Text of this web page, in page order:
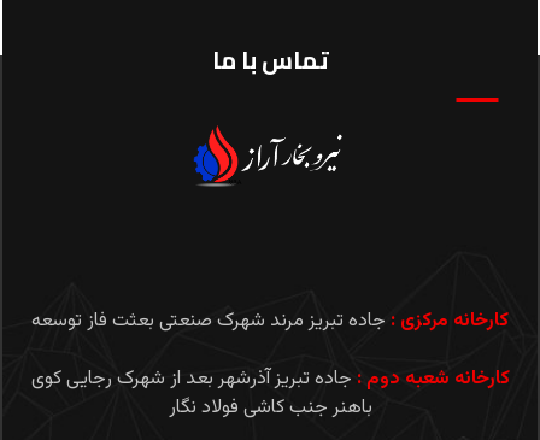
تماس با ما
کارخانه مرکزی : جاده تبریز مرند شهرک صنعتی بعثت فاز توسعه
کارخانه شعبه دوم : جاده تبریز آذرشهر بعد از شهرک رجایی کوی
باهنر جنب کاشی فولاد نگار